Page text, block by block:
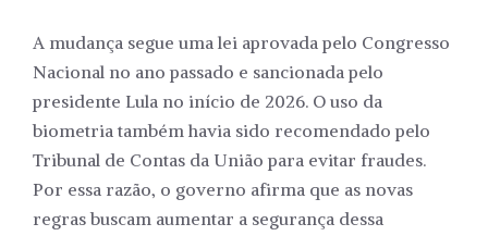
A mudança segue uma lei aprovada pelo Congresso
Nacional no ano passado e sancionada pelo
presidente Lula no início de 2026. O uso da
biometria também havia sido recomendado pelo
Tribunal de Contas da União para evitar fraudes.
Por essa razão, o governo afirma que as novas
regras buscam aumentar a segurança dessa